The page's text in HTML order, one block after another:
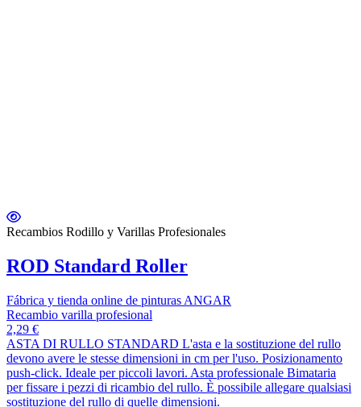
Recambios Rodillo y Varillas Profesionales
ROD Standard Roller
Fábrica y tienda online de pinturas ANGAR
Recambio varilla profesional
2,29 €
ASTA DI RULLO STANDARD L'asta e la sostituzione del rullo
devono avere le stesse dimensioni in cm per l'uso. Posizionamento
push-click. Ideale per piccoli lavori. Asta professionale Bimataria
per fissare i pezzi di ricambio del rullo. È possibile allegare qualsiasi
sostituzione del rullo di quelle dimensioni.